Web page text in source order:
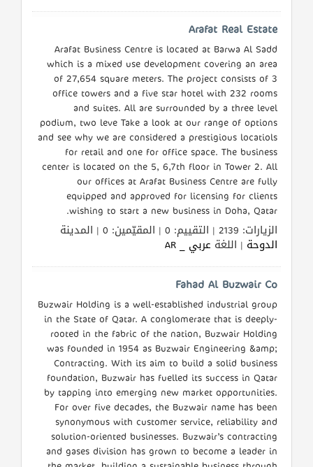
Arafat Real Estate
Arafat Business Centre is located at Barwa Al Sadd
which is a mixed use development covering an area
of 27,654 square meters. The project consists of 3
office towers and a five star hotel with 232 rooms
and suites. All are surrounded by a three level
podium, two leve Take a look at our range of options
and see why we are considered a prestigious locatiols
for retail and one for office space. The business
center is located on the 5, 6,7th floor in Tower 2. All
our offices at Arafat Business Centre are fully
equipped and approved for licensing for clients
wishing to start a new business in Doha, Qatar.
الزيارات: 2139 | التقييم: 0 | المقيّمين: 0 | المدينة
الدوحة | اللغة عربي _ AR
Fahad Al Buzwair Co
Buzwair Holding is a well-established industrial group
in the State of Qatar. A conglomerate that is deeply-
rooted in the fabric of the nation, Buzwair Holding
was founded in 1954 as Buzwair Engineering &amp;
Contracting. With its aim to build a solid business
foundation, Buzwair has fuelled its success in Qatar
by tapping into emerging new market opportunities.
For over five decades, the Buzwair name has been
synonymous with customer service, reliability and
solution-oriented businesses. Buzwair’s contracting
and gases division has grown to become a leader in